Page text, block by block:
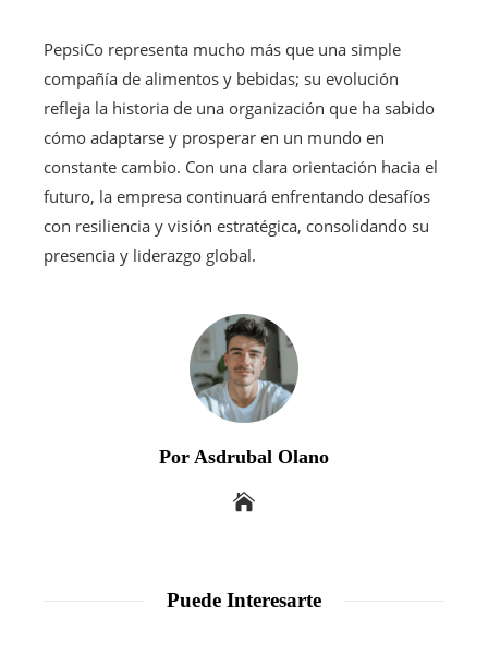
PepsiCo representa mucho más que una simple
compañía de alimentos y bebidas; su evolución
refleja la historia de una organización que ha sabido
cómo adaptarse y prosperar en un mundo en
constante cambio. Con una clara orientación hacia el
futuro, la empresa continuará enfrentando desafíos
con resiliencia y visión estratégica, consolidando su
presencia y liderazgo global.
Por Asdrubal Olano
Puede Interesarte